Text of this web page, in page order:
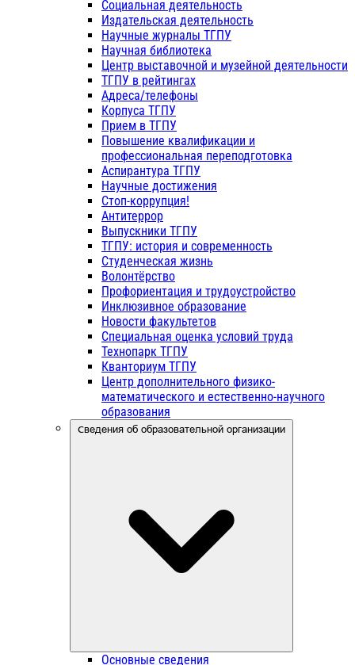
Социальная деятельность
Издательская деятельность
Научные журналы ТГПУ
Научная библиотека
Центр выставочной и музейной деятельности
ТГПУ в рейтингах
Адреса/телефоны
Корпуса ТГПУ
Прием в ТГПУ
Повышение квалификации и
профессиональная переподготовка
Аспирантура ТГПУ
Научные достижения
Стоп-коррупция!
Антитеррор
Выпускники ТГПУ
ТГПУ: история и современность
Студенческая жизнь
Волонтёрство
Профориентация и трудоустройство
Инклюзивное образование
Новости факультетов
Специальная оценка условий труда
Технопарк ТГПУ
Кванториум ТГПУ
Центр дополнительного физико-
математического и естественно-научного
образования
Сведения об образовательной организации
Основные сведения